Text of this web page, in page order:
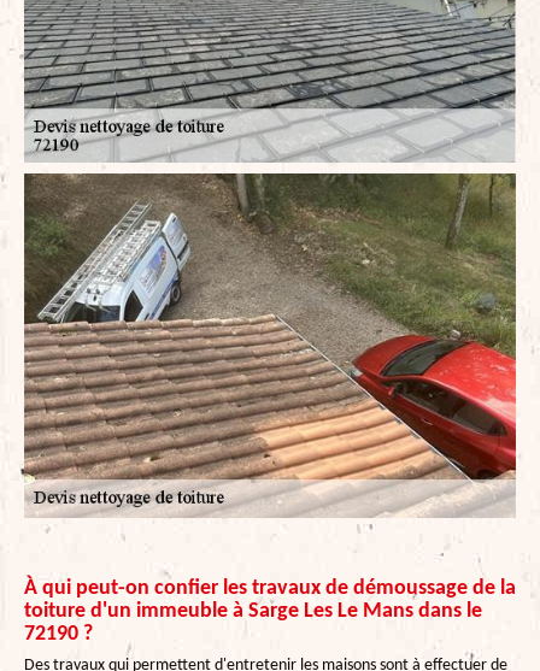
À qui peut-on confier les travaux de démoussage de la
toiture d'un immeuble à Sarge Les Le Mans dans le
72190 ?
Des travaux qui permettent d'entretenir les maisons sont à effectuer de